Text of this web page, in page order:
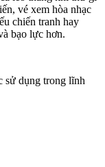
vé xem hòa nhạc
chiến tranh hay
bạo lực hơn.
sử dụng trong lĩnh